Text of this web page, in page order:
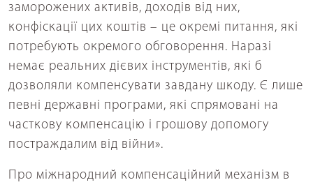
заморожених активів, доходів від них,
конфіскації цих коштів – це окремі питання, які
потребують окремого обговорення. Наразі
немає реальних дієвих інструментів, які б
дозволяли компенсувати завдану шкоду. Є лише
певні державні програми, які спрямовані на
часткову компенсацію і грошову допомогу
постраждалим від війни».
Про міжнародний компенсаційний механізм в